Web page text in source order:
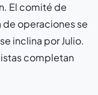
El comité de
operaciones se
inclina por Julio.
completan